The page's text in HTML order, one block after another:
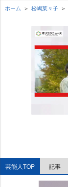
ホーム 松嶋菜々子
芸能人TOP 記事